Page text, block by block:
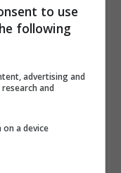
to use
following
advertising and
and
a device